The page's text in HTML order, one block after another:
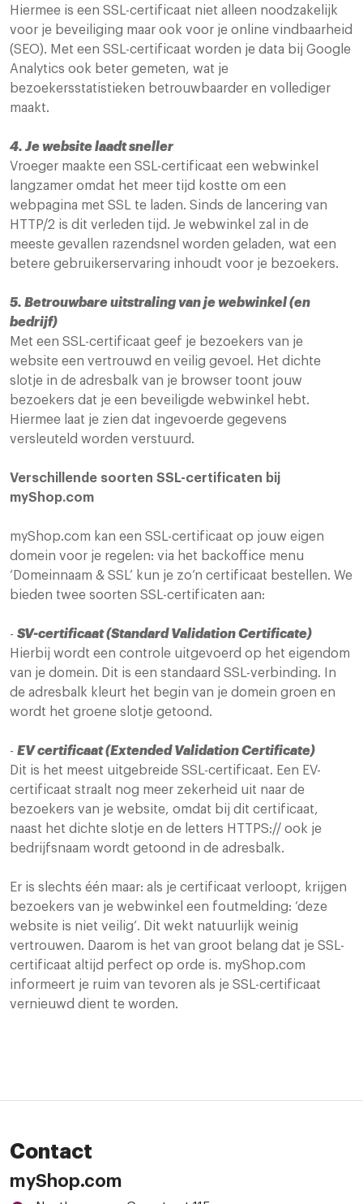
Hiermee is een SSL-certificaat niet alleen noodzakelijk
voor je beveiliging maar ook voor je online vindbaarheid
(SEO). Met een SSL-certificaat worden je data bij Google
Analytics ook beter gemeten, wat je
bezoekersstatistieken betrouwbaarder en vollediger
maakt.
4. Je website laadt sneller
Vroeger maakte een SSL-certificaat een webwinkel
langzamer omdat het meer tijd kostte om een
webpagina met SSL te laden. Sinds de lancering van
HTTP/2 is dit verleden tijd. Je webwinkel zal in de
meeste gevallen razendsnel worden geladen, wat een
betere gebruikerservaring inhoudt voor je bezoekers.
5. Betrouwbare uitstraling van je webwinkel (en
bedrijf)
Met een SSL-certificaat geef je bezoekers van je
website een vertrouwd en veilig gevoel. Het dichte
slotje in de adresbalk van je browser toont jouw
bezoekers dat je een beveiligde webwinkel hebt.
Hiermee laat je zien dat ingevoerde gegevens
versleuteld worden verstuurd.
Verschillende soorten SSL-certificaten bij
myShop.com
myShop.com kan een SSL-certificaat op jouw eigen
domein voor je regelen: via het backoffice menu
‘Domeinnaam & SSL’ kun je zo’n certificaat bestellen. We
bieden twee soorten SSL-certificaten aan:
- SV-certificaat (Standard Validation Certificate)
Hierbij wordt een controle uitgevoerd op het eigendom
van je domein. Dit is een standaard SSL-verbinding. In
de adresbalk kleurt het begin van je domein groen en
wordt het groene slotje getoond.
- EV certificaat (Extended Validation Certificate)
Dit is het meest uitgebreide SSL-certificaat. Een EV-
certificaat straalt nog meer zekerheid uit naar de
bezoekers van je website, omdat bij dit certificaat,
naast het dichte slotje en de letters HTTPS:// ook je
bedrijfsnaam wordt getoond in de adresbalk.
Er is slechts één maar: als je certificaat verloopt, krijgen
bezoekers van je webwinkel een foutmelding: ‘deze
website is niet veilig’. Dit wekt natuurlijk weinig
vertrouwen. Daarom is het van groot belang dat je SSL-
certificaat altijd perfect op orde is. myShop.com
informeert je ruim van tevoren als je SSL-certificaat
vernieuwd dient te worden.
Contact
myShop.com